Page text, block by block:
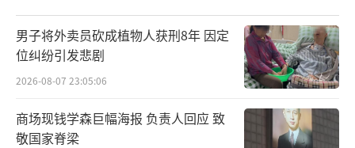
男子将外卖员砍成植物人获刑8年 因定
位纠纷引发悲剧
2026-08-07 23:05:06
商场现钱学森巨幅海报 负责人回应 致
敬国家脊梁